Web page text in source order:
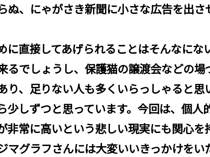
、にゃがさき新聞に小さな広告を出さ
に直接してあげられることはそんなに
るでしょうし、保護猫の譲渡会などの
り、足りない人も多くいらっしゃると
少しずつと思っています。今回は、個
非常に高いという悲しい現実にも関心
グラフさんには大変いいきっかけをい